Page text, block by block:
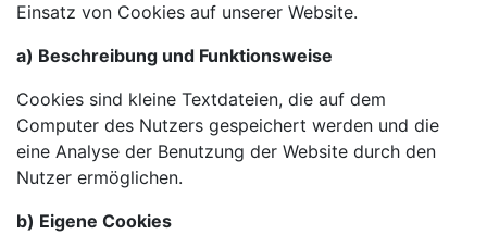
Einsatz von Cookies auf unserer Website.
a) Beschreibung und Funktionsweise
Cookies sind kleine Textdateien, die auf dem
Computer des Nutzers gespeichert werden und die
eine Analyse der Benutzung der Website durch den
Nutzer ermöglichen.
b) Eigene Cookies